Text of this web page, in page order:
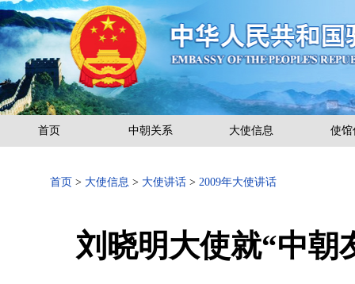
首页 中朝关系 大使信息 使馆
首页 > 大使信息 > 大使讲话 > 2009年大使讲话
刘晓明大使就“中朝